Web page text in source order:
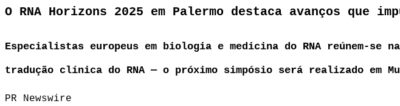
O RNA Horizons 2025 em Palermo destaca avanços que
Especialistas europeus em biologia e medicina do RNA reúnem-
tradução clínica do RNA — o próximo simpósio será realizado em
PR Newswire